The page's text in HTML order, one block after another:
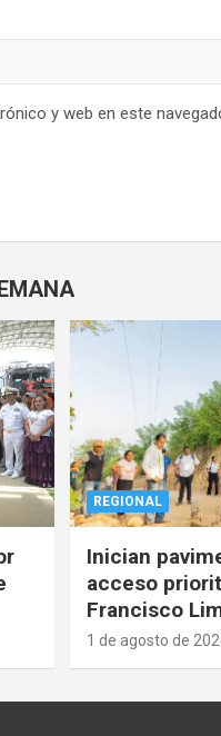
y web en este
REGIONAL
Inician
acceso
Francisco
1 de agosto de